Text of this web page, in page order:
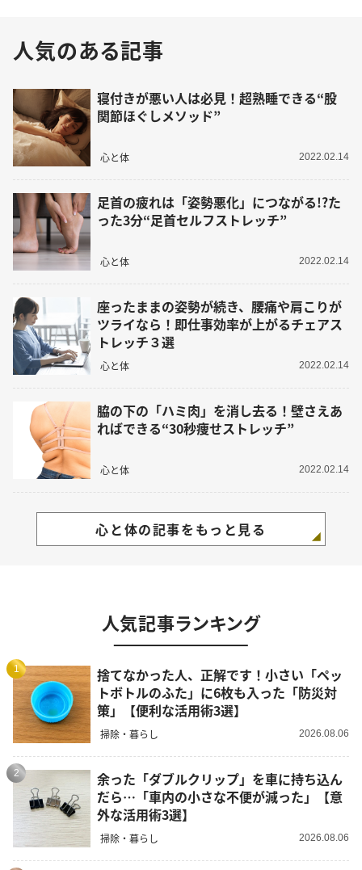
人気のある記事
寝付きが悪い人は必見！超熟睡できる“股
関節ほぐしメソッド”
心と体 2022.02.14
足首の疲れは「姿勢悪化」につながる!?た
った3分“足首セルフストレッチ”
心と体 2022.02.14
座ったままの姿勢が続き、腰痛や肩こりが
ツライなら！即仕事効率が上がるチェアス
トレッチ３選
心と体 2022.02.14
脇の下の「ハミ肉」を消し去る！壁さえあ
ればできる“30秒痩せストレッチ”
心と体 2022.02.14
心と体の記事をもっと見る
人気記事ランキング
1
捨てなかった人、正解です！小さい「ペッ
トボトルのふた」に6枚も入った「防災対
策」【便利な活用術3選】
掃除・暮らし 2026.08.06
2
余った「ダブルクリップ」を車に持ち込ん
だら…「車内の小さな不便が減った」【意
外な活用術3選】
掃除・暮らし 2026.08.06